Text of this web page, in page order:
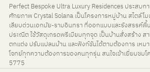
Perfect Bespoke Ultra Luxury Residences ประสบ
ศักยภาพ Crystal Solana เป็นโครงการหมู่บ้าน สไตล์โ
เลียบด่วนเอกมัย-รามอินทรา ที่ออกแบบและรังสรรค์พื้
ประณีต ใช้วัสดุเกรดพรีเมียมทุกจุด เป็นบ้านสั่งสร้าง ส
ตกแต่ง ปรับแปลนบ้าน และฟังก์ชันได้ตามต้องการ เห
โจทย์ทุกความต้องการของคนทุกรุ่น สนใจเข้าเยี่ยมช
5775